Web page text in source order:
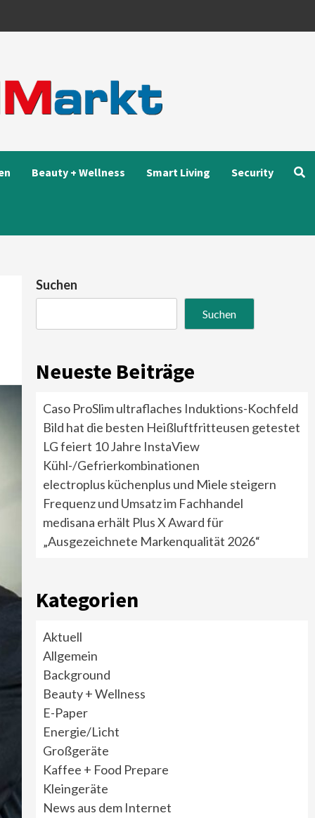
Beauty + Wellness Smart Living Security
Suchen
Suchen
Neueste Beiträge
Caso ProSlim ultraflaches Induktions-Kochfeld
Bild hat die besten Heißluftfritteusen getestet
LG feiert 10 Jahre InstaView
Kühl-/Gefrierkombinationen
electroplus küchenplus und Miele steigern
Frequenz und Umsatz im Fachhandel
medisana erhält Plus X Award für
„Ausgezeichnete Markenqualität 2026“
Kategorien
Aktuell
Allgemein
Background
Beauty + Wellness
E-Paper
Energie/Licht
Großgeräte
Kaffee + Food Prepare
Kleingeräte
News aus dem Internet